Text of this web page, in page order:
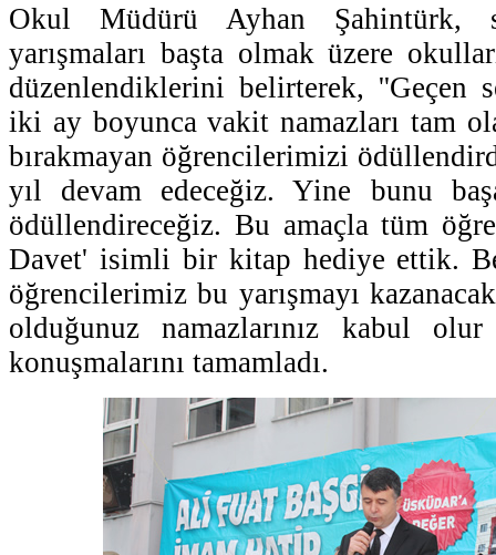
Okul Müdürü Ayhan Şahintürk,
yarışmaları başta olmak üzere
düzenlendiklerini belirterek, ''Geçen
iki ay boyunca vakit namazları tam
bırakmayan öğrencilerimizi
yıl devam edeceğiz. Yine bunu
ödüllendireceğiz. Bu amaçla tüm
Davet' isimli bir kitap hediye ettik.
öğrencilerimiz bu yarışmayı
olduğunuz namazlarınız kabul
konuşmalarını tamamladı.